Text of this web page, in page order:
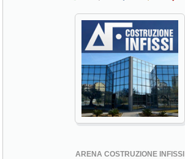
ARENA COSTRUZIONE INFISSI